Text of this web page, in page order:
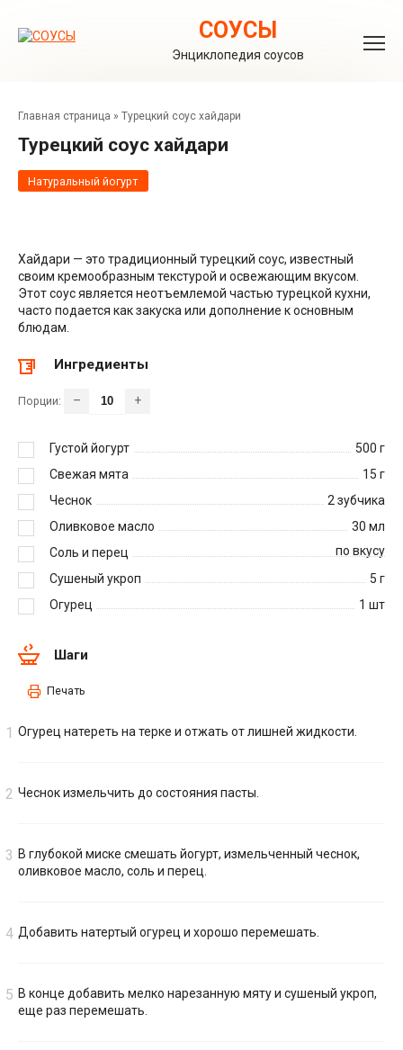
контенту
СОУСЫ
Энциклопедия соусов
Главная страница » Турецкий соус хайдари
Турецкий соус хайдари
Натуральный йогурт
Хайдари — это традиционный турецкий соус, известный
своим кремообразным текстурой и освежающим вкусом.
Этот соус является неотъемлемой частью турецкой кухни,
часто подается как закуска или дополнение к основным
блюдам.
Ингредиенты
Порции: – +
Густой йогурт 500 г
Свежая мята
15 г
Чеснок
2 зубчика
Оливковое масло
30 мл
Соль и перец
по вкусу
Сушеный укроп
5 г
Огурец
1 шт
Шаги
Печать
Огурец натереть на терке и отжать от лишней жидкости.
Чеснок измельчить до состояния пасты.
В глубокой миске смешать йогурт, измельченный чеснок,
оливковое масло, соль и перец.
Добавить натертый огурец и хорошо перемешать.
В конце добавить мелко нарезанную мяту и сушеный укроп,
еще раз перемешать.